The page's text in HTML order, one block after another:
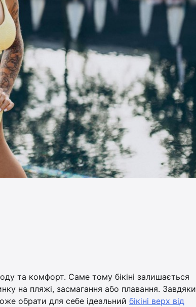
та комфорт. Саме тому бікіні залишається
на пляжі, засмагання або плавання. Завдяки
обрати для себе ідеальний бікіні верх від